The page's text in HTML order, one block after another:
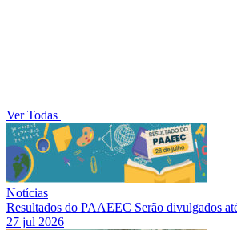
Ver Todas
Notícias
Resultados do PAAEEC Serão divulgados
27 jul 2026